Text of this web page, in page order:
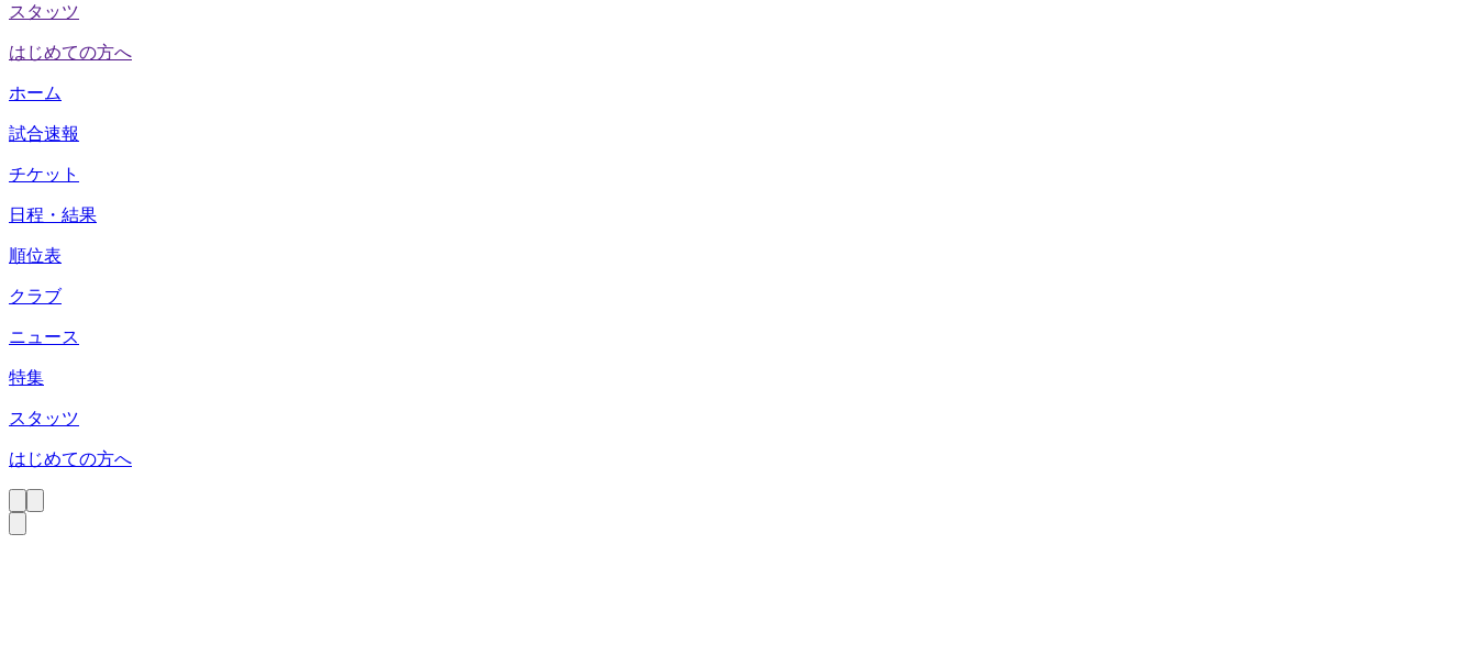
スタッツ
はじめての方へ
ホーム
試合速報
チケット
日程・結果
順位表
クラブ
ニュース
特集
スタッツ
はじめての方へ